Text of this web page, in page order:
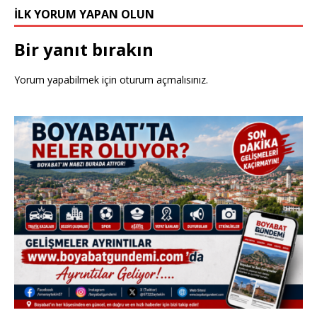
İLK YORUM YAPAN OLUN
Bir yanıt bırakın
Yorum yapabilmek için oturum açmalısınız.